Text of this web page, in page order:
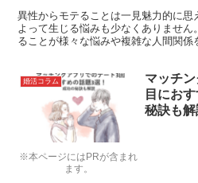
異性からモテることは一見魅力的に思
よって生じる悩みも少なくありませ
ることが様々な悩みや複雑な人間関係
※本ページにはPRが含まれ
ます。
婚活コラム
マッチ
目にお
秘訣も解